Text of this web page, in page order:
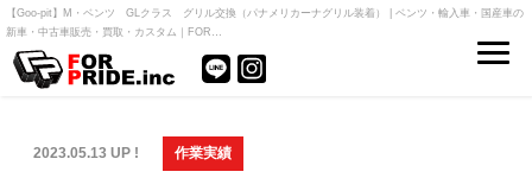
【Goo-pit】M・ベンツ GLクラス グリル交換（パナメリカーナグリル装着） | ベンツ・輸入車・国産車の
新車・中古車販売・買取・カスタム｜FOR…
2023.05.13 UP ! 作業実績